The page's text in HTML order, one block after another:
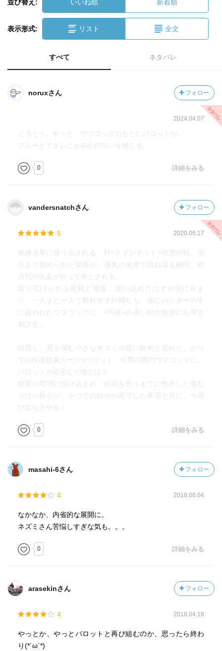
並び替え: いいね順 新着順
表示形式: リスト 全文
すべて ネタバレ
noruxさん フォロー
2024.04.07
とうとう、やっと、ウフコックのもとにバロットが。
ブルーとアダムにも良心の匂いを感じる。
0 詳細をみる
vandersnatchさん フォロー
5 2020.06.17
矢継ぎ早に繰り出される、対<クインテット>包囲作戦。頂
点まで撓められた緊張が、弾丸の速度で跳ね戻る瞬間、総
力戦の火蓋が切って落とされる。
繰り広げられる殺戮と報復。追い詰めたはずが罠に嵌ま
り、一人また一人と斃れ伏す仲間たち。遂にハンターの手
に囚われたウフコックに、<共感>の赤い針が無情にも突き
刺さる。
自閉し、死を望む小さなネズミの前に敢然と現れた、かつ
ての保護対象ルーン=バロット。今際の際のウフコックに、
バロットが提示した物とは？
絶望の坩堝に投げ込まれ、自死を乞うまでに憔悴した傷だ
らけの良心が、かつての自分が死守した希望と共に、今再
び立ち上がる！
0 詳細をみる
masahi-6さん フォロー
4 2018.06.04
なかなか、内省的な展開に。
ネズミさん苦悩しすぎな気も。。。
0 詳細をみる
arasekinさん フォロー
4 2018.04.18
やっとか、やっとバロットと再び組むのか、思ったら終わ
り(*´ω`*)